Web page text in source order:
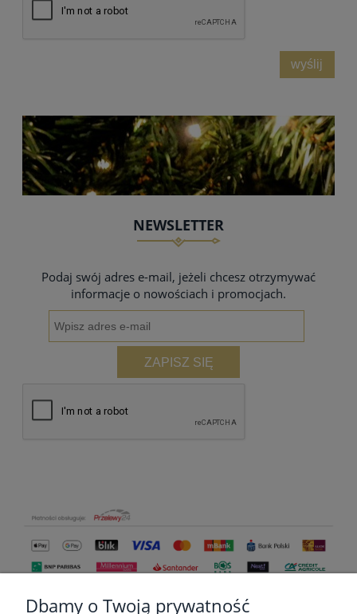
wyślij
NEWSLETTER
Podaj swój adres e-mail, jeżeli chcesz otrzymywać
informacje o nowościach i promocjach.
ZAPISZ SIĘ
Dbamy o Twoją prywatność